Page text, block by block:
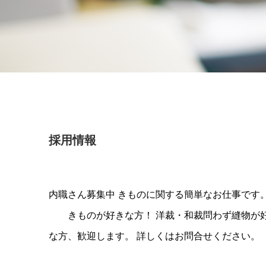
採用情報
内職さん募集中 きものに関する簡単なお仕事です
きものが好きな方！ 洋裁・和裁問わず縫物が
な方、歓迎します。 詳しくはお問合せください。